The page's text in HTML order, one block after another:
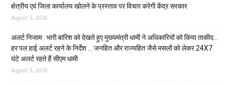
क्षेत्रीय एवं जिला कार्यालय खोलने के प्रस्ताव पर विचार करेगी केंद्र सरकार
August 5, 2026
अलर्ट निजाम : भारी बारिश को देखते हुए मुख्यमंत्री धामी ने अधिकारियों को किया ताकीद…
हर पल हाई अलर्ट रहने के निर्देश … जनहित और राज्यहित जैसे मसलों को लेकर 24X7
घंटे अलर्ट रहते हैं सीएम धामी
August 5, 2026